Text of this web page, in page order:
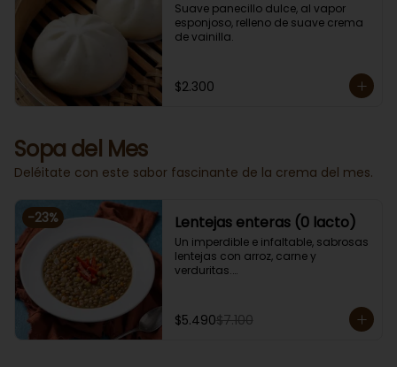
Suave panecillo dulce, al vapor
esponjoso, relleno de suave crema
de vainilla.
$2.300
Sopa del Mes
Deléitate con este sabor fascinante de la crema del mes.
-23% Lentejas enteras (0 lacto)
Un imperdible e infaltable, sabrosas
lentejas con arroz, carne y
verduritas.
$5.490$7.100